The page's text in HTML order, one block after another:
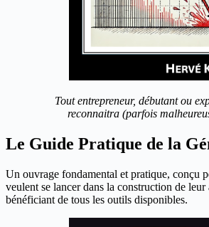
Tout entrepreneur, débutant ou
reconnaitra (parfois
Le Guide Pratique de la
Un ouvrage fondamental et pratique, conçu
veulent se lancer dans la construction de
bénéficiant de tous les outils disponibles.